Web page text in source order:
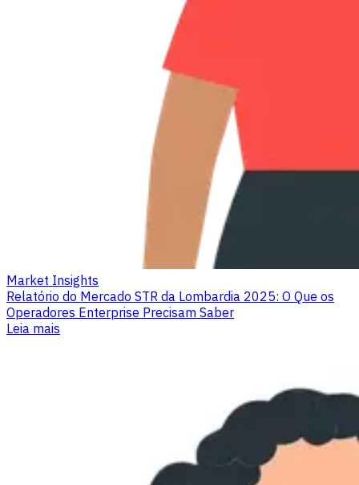
Market Insights
Relatório do Mercado STR da Lombardia 2025: O Que os
Operadores Enterprise Precisam Saber
Leia mais